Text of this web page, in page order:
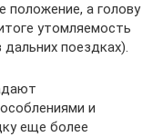
а голову
утомляемость
поездках).
и
еще более